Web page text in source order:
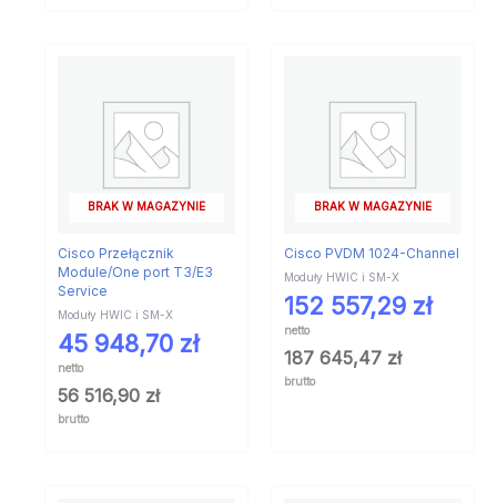
BRAK W MAGAZYNIE
Cisco Przełącznik
Module/One port T3/E3
Service
Moduły HWIC i SM-X
45 948,70 zł
netto
56 516,90 zł
brutto
BRAK W MAGAZYNIE
Cisco PVDM 1024-Channel
Moduły HWIC i SM-X
152 557,29 zł
netto
187 645,47 zł
brutto